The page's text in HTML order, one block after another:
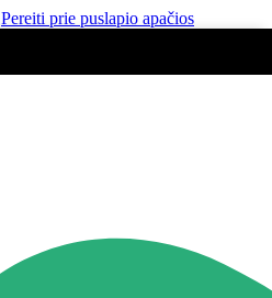
Pereiti prie puslapio apačios